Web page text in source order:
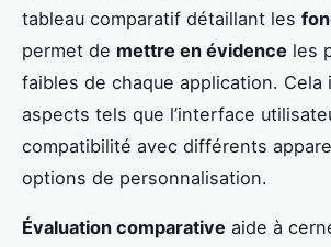
tableau comparatif détaillant les
permet de mettre en évidence les
faibles de chaque application. Cela
aspects tels que l’interface
compatibilité avec différents
options de personnalisation.
Évaluation comparative aide à